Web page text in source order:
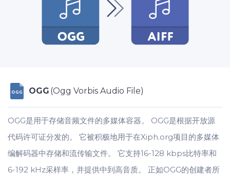
OGG OGG (Ogg Vorbis Audio File)
OGG是用于存储音频文件的多媒体容器。 OGG是根据开放源
代码许可证分发的。 它被积极地用于在Xiph.org项目的多媒体
编解码器中存储和流传输文件。 它支持16-128 kbps比特率和
6-192 kHz采样率，并提供中到高音质。 正如OGG的创建者所